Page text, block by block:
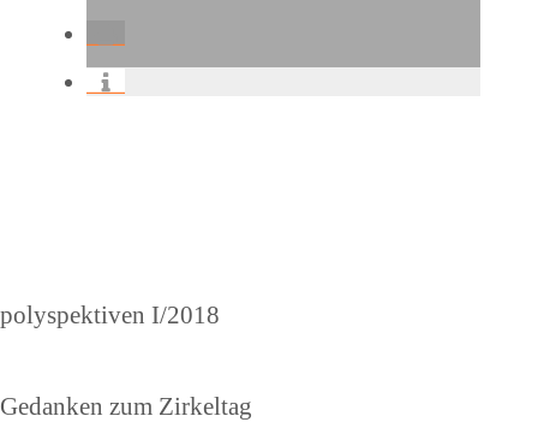
Vorheriger
polyspektiven I/2018
Nächster
Gedanken zum Zirkeltag